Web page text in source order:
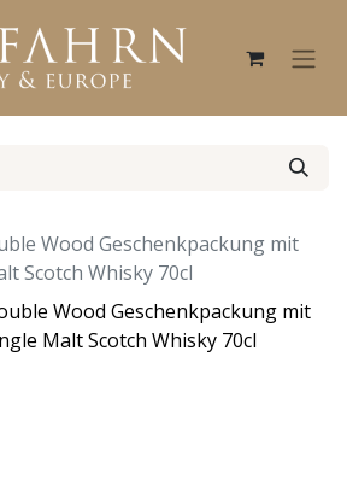
Wood Geschenkpackung mit
Scotch Whisky 70cl